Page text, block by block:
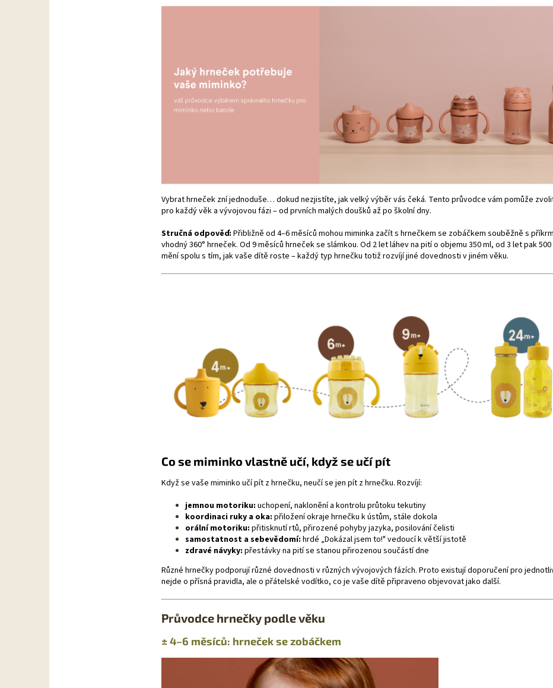
Vybrat hrneček zní jednoduše… dokud nezjistíte, jak velký výběr vás čeká. Tento průvodce vám pomůže
pro každý věk a vývojovou fázi – od prvních malých doušků až po školní dny.
Stručná odpověď: Přibližně od 4–6 měsíců mohou miminka začít s hrnečkem se zobáčkem souběžně s
vhodný 360° hrneček. Od 9 měsíců hrneček se slámkou. Od 2 let láhev na pití o objemu 350 ml, od 3 let pak
mění spolu s tím, jak vaše dítě roste – každý typ hrnečku totiž rozvíjí jiné dovednosti v jiném věku.
Co se miminko vlastně učí, když se učí pít
Když se vaše miminko učí pít z hrnečku, neučí se jen pít z hrnečku. Rozvíjí:
jemnou motoriku: uchopení, naklonění a kontrolu průtoku tekutiny
koordinaci ruky a oka: přiložení okraje hrnečku k ústům, stále dokola
orální motoriku: přitisknutí rtů, přirozené pohyby jazyka, posilování čelisti
samostatnost a sebevědomí: hrdé „Dokázal jsem to!" vedoucí k větší jistotě
zdravé návyky: přestávky na pití se stanou přirozenou součástí dne
Různé hrnečky podporují různé dovednosti v různých vývojových fázích. Proto existují doporučení pro
nejde o přísná pravidla, ale o přátelské vodítko, co je vaše dítě připraveno objevovat jako další.
Průvodce hrnečky podle věku
± 4–6 měsíců: hrneček se zobáčkem